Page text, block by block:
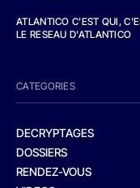
ATLANTICO C'EST QUI,
LE RESEAU D'ATLANTICO
CATEGORIES
DECRYPTAGES
DOSSIERS
RENDEZ-VOUS